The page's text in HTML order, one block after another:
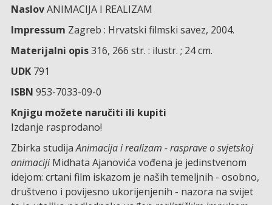
NaslovANIMACIJA I REALIZAM
Impressum Zagreb : Hrvatski filmski savez, 2004.
Materijalni opis316, 266 str. : ilustr. ; 24 cm.
UDK 791
ISBN 953-7033-09-0
Knjigu možete naručiti ili kupiti
Izdanje rasprodano!
Zbirka studijaAnimacija i realizam - rasprave o svjetskoj
animacijiMidhata Ajanovića vođena je jedinstvenom
idejom: crtani film iskazom je naših temeljnih - osobno,
društveno i povijesno ukorijenjenih - nazora na svijet